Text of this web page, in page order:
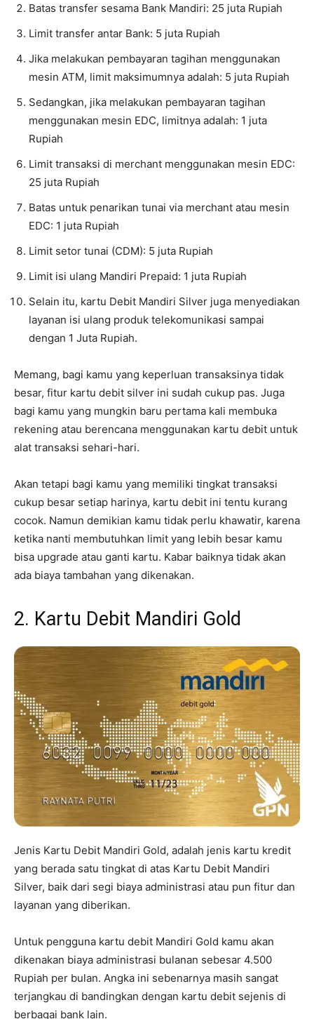
Batas transfer sesama Bank Mandiri: 25 juta Rupiah
Limit transfer antar Bank: 5 juta Rupiah
Jika melakukan pembayaran tagihan menggunakan
mesin ATM, limit maksimumnya adalah: 5 juta Rupiah
Sedangkan, jika melakukan pembayaran tagihan
menggunakan mesin EDC, limitnya adalah: 1 juta
Rupiah
Limit transaksi di merchant menggunakan mesin EDC:
25 juta Rupiah
Batas untuk penarikan tunai via merchant atau mesin
EDC: 1 juta Rupiah
Limit setor tunai (CDM): 5 juta Rupiah
Limit isi ulang Mandiri Prepaid: 1 juta Rupiah
Selain itu, kartu Debit Mandiri Silver juga menyediakan
layanan isi ulang produk telekomunikasi sampai
dengan 1 Juta Rupiah.
Memang, bagi kamu yang keperluan transaksinya tidak
besar, fitur kartu debit silver ini sudah cukup pas. Juga
bagi kamu yang mungkin baru pertama kali membuka
rekening atau berencana menggunakan kartu debit untuk
alat transaksi sehari-hari.
Akan tetapi bagi kamu yang memiliki tingkat transaksi
cukup besar setiap harinya, kartu debit ini tentu kurang
cocok. Namun demikian kamu tidak perlu khawatir, karena
ketika nanti membutuhkan limit yang lebih besar kamu
bisa upgrade atau ganti kartu. Kabar baiknya tidak akan
ada biaya tambahan yang dikenakan.
2. Kartu Debit Mandiri Gold
Jenis Kartu Debit Mandiri Gold, adalah jenis kartu kredit
yang berada satu tingkat di atas Kartu Debit Mandiri
Silver, baik dari segi biaya administrasi atau pun fitur dan
layanan yang diberikan.
Untuk pengguna kartu debit Mandiri Gold kamu akan
dikenakan biaya administrasi bulanan sebesar 4.500
Rupiah per bulan. Angka ini sebenarnya masih sangat
terjangkau di bandingkan dengan kartu debit sejenis di
berbagai bank lain.